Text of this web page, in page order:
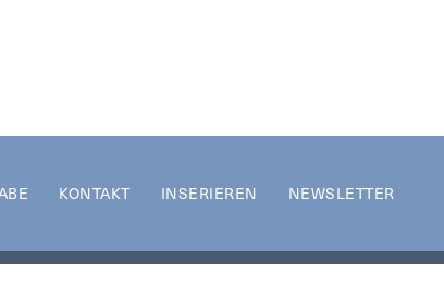
KONTAKT INSERIEREN NEWSLETTER